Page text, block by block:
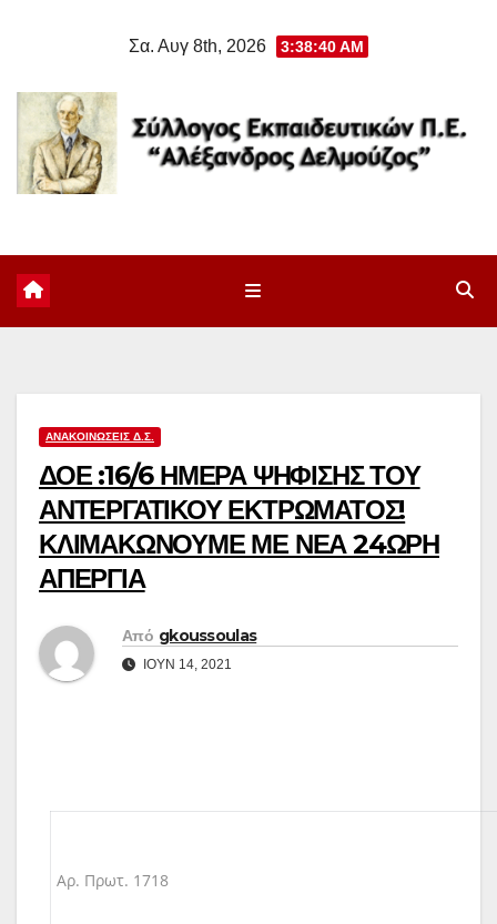
Σα. Αυγ 8th, 2026 3:38:41 AM
ΑΝΑΚΟΙΝΏΣΕΙΣ Δ.Σ.
ΔΟΕ :16/6 ΗΜΕΡΑ ΨΗΦΙΣΗΣ ΤΟΥ
ΑΝΤΕΡΓΑΤΙΚΟΥ ΕΚΤΡΩΜΑΤΟΣ!
ΚΛΙΜΑΚΩΝΟΥΜΕ ΜΕ ΝΕΑ 24ΩΡΗ
ΑΠΕΡΓΙΑ
Από gkoussoulas
ΙΟΎΝ 14, 2021
Αρ. Πρωτ. 1718